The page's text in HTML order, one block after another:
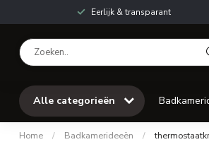
Eerlijk & transparant
Alle categorieën
Home / Badkamerideeën /